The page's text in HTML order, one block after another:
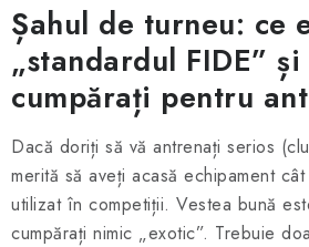
ANTICARIAT
ȘAH ONLINE
MERCH ȘAH
CADOURI
Șahul de turneu: ce
„standardul FIDE” și
cumpărați pentru
Dacă doriți să vă antrenați serios
merită să aveți acasă echipament
utilizat în competiții. Vestea bună
cumpărați nimic „exotic”. Trebuie